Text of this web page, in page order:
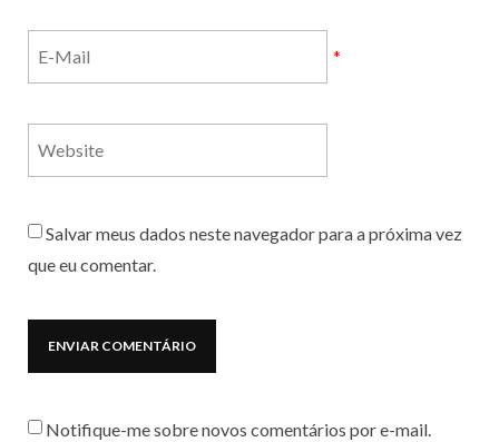
*
Salvar meus dados neste navegador para a próxima vez
que eu comentar.
Notifique-me sobre novos comentários por e-mail.